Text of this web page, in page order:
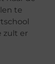
te
zult er